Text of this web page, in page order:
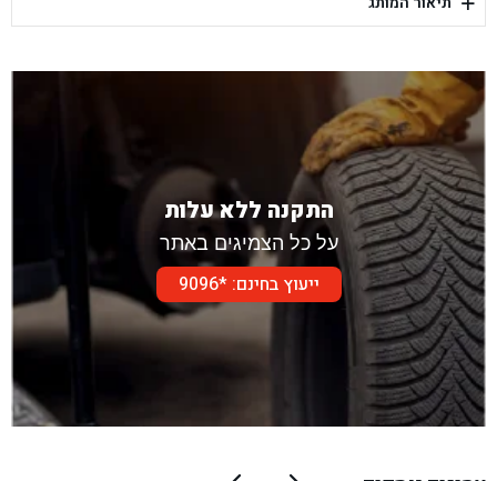
בן גל - דור אלון הר טוב - בית שמש
התקנה ללא עלות
על כל הצמיגים באתר
ייעוץ בחינם: *9096